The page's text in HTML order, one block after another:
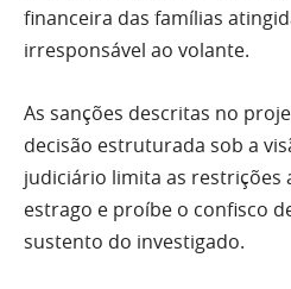
financeira das famílias
irresponsável ao volante.
As sanções descritas no
decisão estruturada sob a
judiciário limita as restrições
estrago e proíbe o confisco
sustento do investigado.